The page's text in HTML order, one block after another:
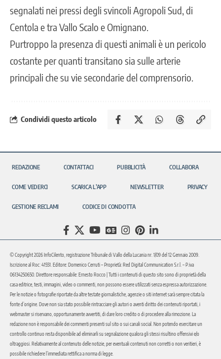
segnalati nei pressi degli svincoli Agropoli Sud, di
Centola e tra Vallo Scalo e Omignano.
Purtroppo la presenza di questi animali è un pericolo
costante per quanti transitano sia sulle arterie
principali che su vie secondarie del comprensorio.
Condividi questo articolo
REDAZIONE CONTATTACI PUBBLICITÀ COLLABORA
COME VEDERCI SCARICA L’APP NEWSLETTER PRIVACY
GESTIONE RECLAMI CODICE DI CONDOTTA
© Copyright 2026 InfoCilento, registrazione Tribunale di Vallo della Lucania nr. 1/09 del 12 Gennaio 2009.
Iscrizione al Roc: 41551. Editore: Domenico Cerruti – Proprietà: Red Digital Communication S.r.l. – P.iva
06134250650. Direttore responsabile: Ernesto Rocco | Tutti i contenuti di questo sito sono di proprietà della
casa editrice, testi, immagini, video o commenti, non possono essere utilizzati senza espressa autorizzazione.
Per le notizie o fotografie riportate da altre testate giornalistiche, agenzie o siti internet sarà sempre citata la
fonte d’origine. Dove non sia stato possibile rintracciare gli autori o aventi diritto dei contenuti riportati, i
webmaster si riservano, opportunamente avvertiti, di dare loro credito o di procedere alla rimozione. La
redazione non è responsabile dei commenti presenti sul sito o sui canali social. Non potendo esercitare un
controllo continuo resta disponibile ad eliminarli su segnalazione qualora gli stessi risultino offensivi e/o
oltraggiosi. Relativamente al contenuto delle notizie, per eventuali contenuti non corretti o non veritieri, è
possibile richiedere l’immediata rettifica a norma di legge.